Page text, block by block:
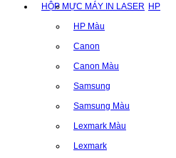
HỘP MỰC MÁY IN LASER HP
HP Màu
Canon
Canon Màu
Samsung
Samsung Màu
Lexmark Màu
Lexmark